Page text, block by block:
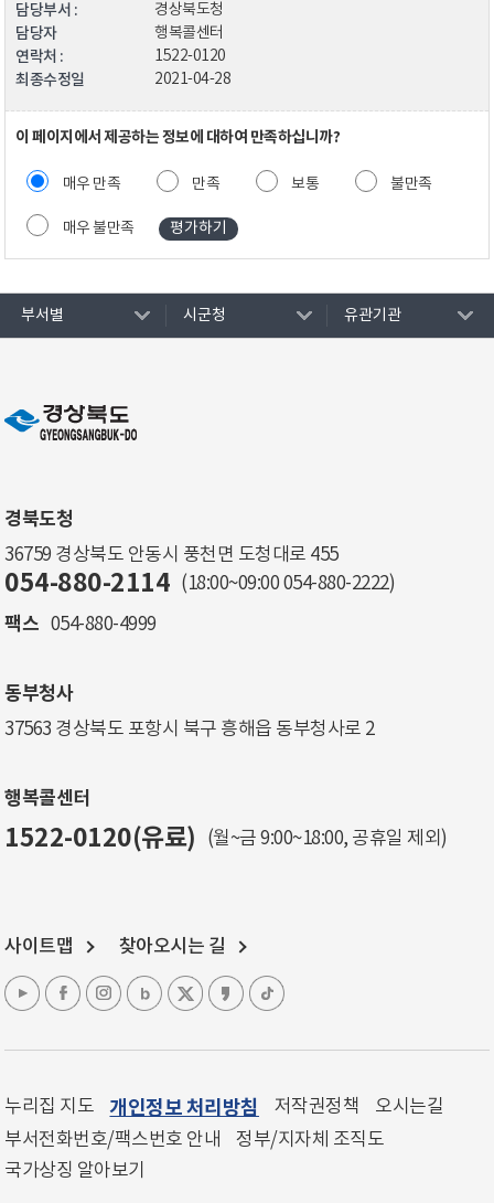
담당부서 : 경상북도청
담당자 행복콜센터
연락처 : 1522-0120
최종수정일 2021-04-28
이 페이지에서 제공하는 정보에 대하여 만족하십니까?
매우 만족 만족 보통 불만족
매우 불만족
부서별 시군청 유관기관
경북도청
36759 경상북도 안동시 풍천면 도청대로 455
054-880-2114 (18:00~09:00 054-880-2222)
팩스 054-880-4999
동부청사
37563 경상북도 포항시 북구 흥해읍 동부청사로 2
행복콜센터
1522-0120(유료) (월~금 9:00~18:00, 공휴일 제외)
사이트맵 찾아오시는 길
누리집 지도 개인정보 처리방침 저작권정책
오시는길
부서전화번호/팩스번호 안내
정부/지자체 조직도
국가상징 알아보기